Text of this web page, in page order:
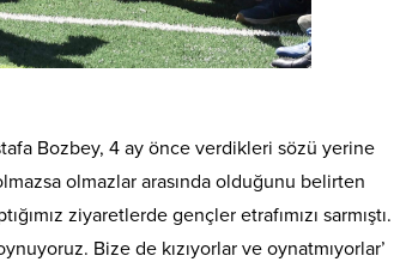
Bozbey, 4 ay önce verdikleri sözü yerine
olmazlar arasında olduğunu belirten
ziyaretlerde gençler etrafımızı sarmıştı.
Bize de kızıyorlar ve oynatmıyorlar’